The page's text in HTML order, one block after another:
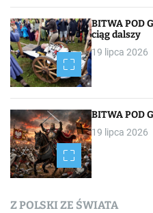
p
o
w
p
i
s
a
BITWA POD
ciąg dalszy
19 lipca 2026
BITWA POD
19 lipca 2026
Z POLSKI ZE ŚWIATA